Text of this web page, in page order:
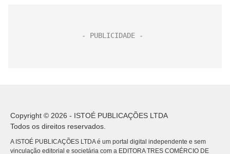
Copyright © 2026 - ISTOÉ PUBLICAÇÕES LTDA
Todos os direitos reservados.
A ISTOÉ PUBLICAÇÕES LTDA é um portal digital independente e sem
vinculação editorial e societária com a EDITORA TRES COMÉRCIO DE